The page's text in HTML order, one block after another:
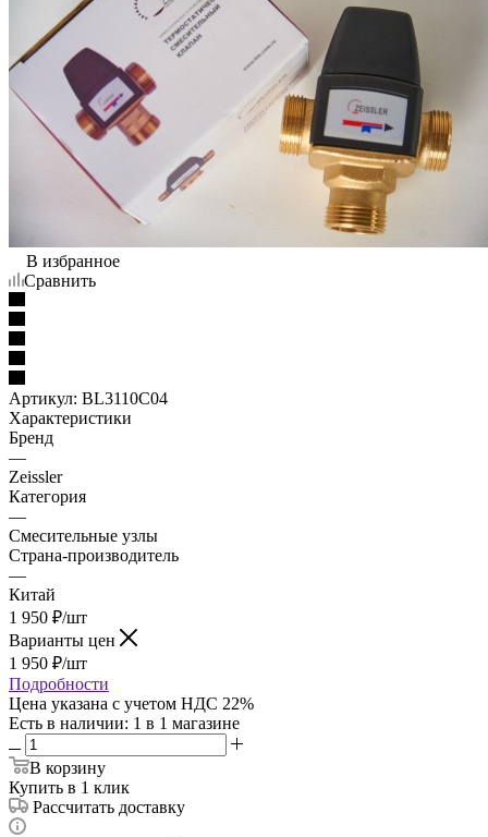
В избранное
Сравнить
Артикул: BL3110C04
Характеристики
Бренд
—
Zeissler
Категория
—
Смесительные узлы
Страна-производитель
—
Китай
1 950 ₽/шт
Варианты цен
1 950 ₽/шт
Подробности
Цена указана с учетом НДС 22%
Есть в наличии: 1 в 1 магазине
В корзину
Купить в 1 клик
Рассчитать доставку